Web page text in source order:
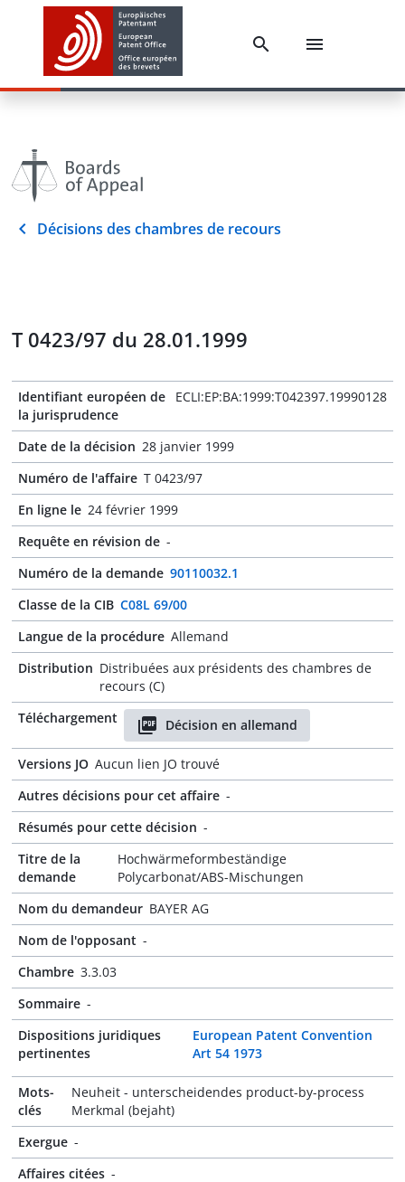
Décisions des chambres de recours
T 0423/97 du 28.01.1999
Identifiant européen de
la jurisprudence
ECLI:EP:BA:1999:T042397.19990128
Date de la décision 28 janvier 1999
Numéro de l'affaire T 0423/97
En ligne le 24 février 1999
Requête en révision de -
Numéro de la demande 90110032.1
Classe de la CIB C08L 69/00
Langue de la procédure Allemand
Distribution Distribuées aux présidents des chambres de
recours (C)
Téléchargement
Décision en allemand
Versions JO Aucun lien JO trouvé
Autres décisions pour cet affaire -
Résumés pour cette décision -
Titre de la
demande
Hochwärmeformbeständige
Polycarbonat/ABS-Mischungen
Nom du demandeur BAYER AG
Nom de l'opposant -
Chambre 3.3.03
Sommaire -
Dispositions juridiques
pertinentes
European Patent Convention
Art 54 1973
Mots-
clés
Neuheit - unterscheidendes product-by-process
Merkmal (bejaht)
Exergue -
Affaires citées -